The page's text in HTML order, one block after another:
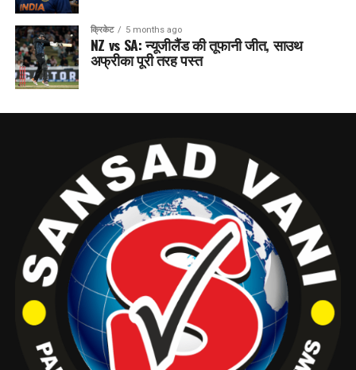
क्रिकेट 5 months ago
NZ vs SA: न्यूजीलैंड की तूफानी जीत, साउथ
अफ्रीका पूरी तरह पस्त